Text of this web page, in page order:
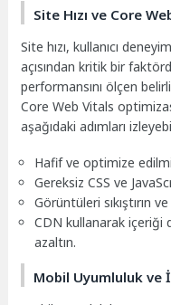
Site Hızı ve Core
Site hızı, kullanıcı
açısından kritik bir
performansını ölçen
Core Web Vitals
aşağıdaki adımları
Hafif ve optimize
Gereksiz CSS ve
Görüntüleri sıkıştırın
CDN kullanarak içeriği
azaltın.
Mobil Uyumluluk ve